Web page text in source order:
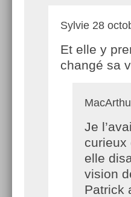
Sylvie 28
Et elle y
changé sa
Je
curieux
elle
vision
Patrick